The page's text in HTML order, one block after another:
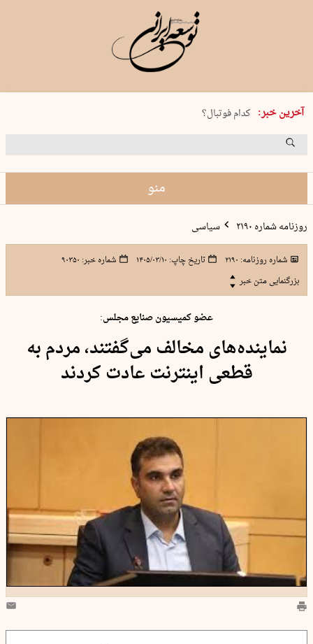
آخرین خبر:
نقاب را بردار آقای ستاره
کدام فوتبال؟
فرعون در قلب دریای سیاه
منو
روزنامه شماره ۲۱۹۰ سیاسی
شماره روزنامه: ۲۱۹۰ تاریخ چاپ: ۱۴۰۵/۰۳/۱۰ شماره خبر: ۹۰۳۵۰
بزرگنمایی متن خبر
عضو کمیسیون صنایع مجلس:
نماینده‌های مخالف می‌گفتند، مردم به
قطعی اینترنت عادت کردند